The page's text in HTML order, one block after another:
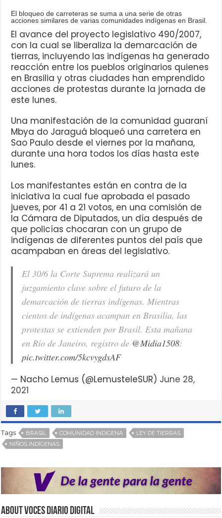
El bloqueo de carreteras se suma a una serie de otras
acciones similares de varias comunidades indígenas en Brasil.
El avance del proyecto legislativo 490/2007,
con la cual se liberaliza la demarcación de
tierras, incluyendo las indígenas ha generado
reacción entre los pueblos originarios quienes
en Brasilia y otras ciudades han emprendido
acciones de protestas durante la jornada de
este lunes.
Una manifestación de la comunidad guaraní
Mbya do Jaraguá bloqueó una carretera en
Sao Paulo desde el viernes por la mañana,
durante una hora todos los días hasta este
lunes.
Los manifestantes están en contra de la
iniciativa la cual fue aprobada el pasado
jueves, por 41 a 21 votos, en una comisión de
la Cámara de Diputados, un día después de
que policías chocaran con un grupo de
indígenas de diferentes puntos del país que
acampaban en áreas del legislativo.
El 30/6 la Corte Suprema realizará un
juzgamiento clave sobre el futuro de la
demarcación de tierras indígenas. Mientras
cientos de indígenas acampan en Brasilia, las
protestas se extienden por Brasil. Esta mañana
en Río de Janeiro, registro de @Midia1508:
pic.twitter.com/5kcvygdsAF
— Nacho Lemus (@LemusteleSUR) June 28,
2021
Tags BRASIL COMUNIDAD INDIGENA
LEY DE TIERRAS
NIÑOS INDÍGENAS
About VOCES Diario digital